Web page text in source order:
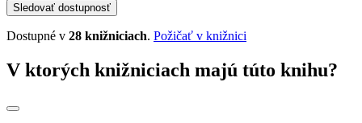
Sledovať dostupnosť
Dostupné v 28 knižniciach. Požičať v knižnici
V ktorých knižniciach majú túto knihu?